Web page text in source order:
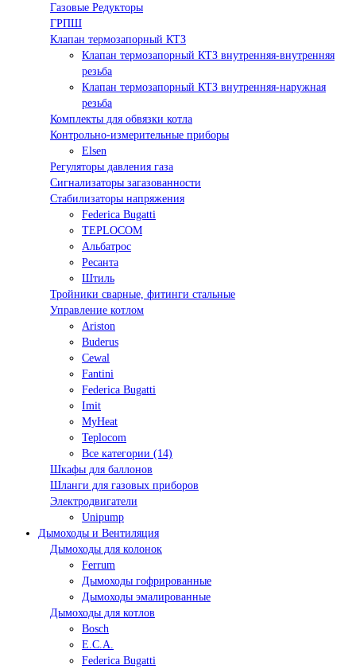
Газовые Редукторы
ГРПШ
Клапан термозапорный КТЗ
Клапан термозапорный КТЗ внутренняя-внутренняя
резьба
Клапан термозапорный КТЗ внутренняя-наружная
резьба
Комплекты для обвязки котла
Контрольно-измерительные приборы
Elsen
Регуляторы давления газа
Сигнализаторы загазованности
Стабилизаторы напряжения
Federica Bugatti
TEPLOCOM
Альбатрос
Ресанта
Штиль
Тройники сварные, фитинги стальные
Управление котлом
Ariston
Buderus
Cewal
Fantini
Federica Bugatti
Imit
MyHeat
Teplocom
Все категории (14)
Шкафы для баллонов
Шланги для газовых приборов
Электродвигатели
Unipump
Дымоходы и Вентиляция
Дымоходы для колонок
Ferrum
Дымоходы гофрированные
Дымоходы эмалированные
Дымоходы для котлов
Bosch
E.C.A.
Federica Bugatti